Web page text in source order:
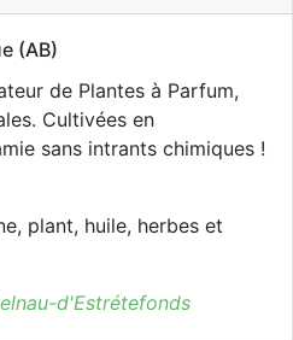
(AB)
de Plantes à Parfum,
Cultivées en
sans intrants chimiques !
plant, huile, herbes et
d'Estrétefonds